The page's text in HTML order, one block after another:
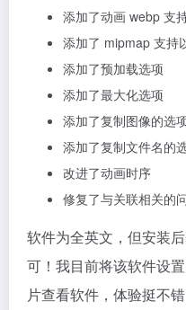
添加了动画 webp 支
添加了 mipmap 支持
添加了预加载选项
添加了最大化选项
添加了复制图像的选
添加了复制文件名的
改进了动画时序
修复了与关联相关的
软件为全英文，但安装
可！我目前将该软件设
片查看软件，体验挺不错